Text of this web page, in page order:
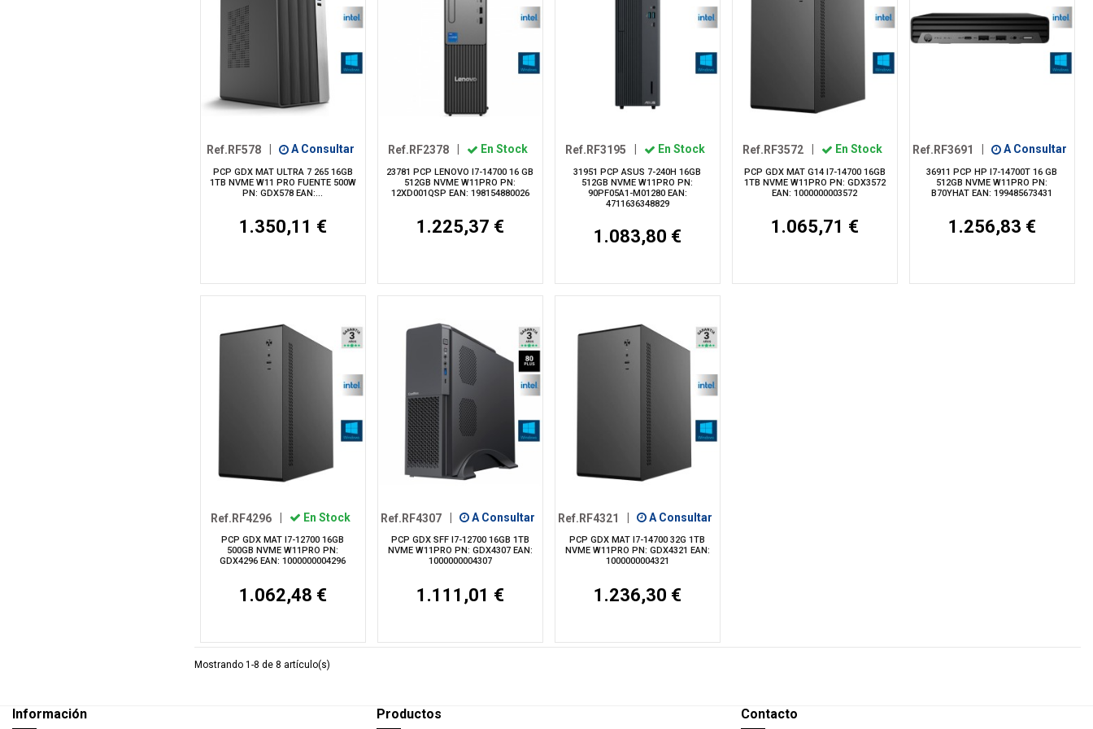
Ref.RF578 A Consultar
PCP GDX MAT ULTRA 7 265 16GB
1TB NVME W11 PRO FUENTE 500W
PN: GDX578 EAN:...
1.350,11 €
Ref.RF2378 En Stock
23781 PCP LENOVO I7-14700 16 GB
512GB NVME W11PRO PN:
12XD001QSP EAN: 198154880026
1.225,37 €
Ref.RF3195 En Stock
31951 PCP ASUS 7-240H 16GB
512GB NVME W11PRO PN:
90PF05A1-M01280 EAN:
4711636348829
1.083,80 €
Ref.RF3572 En Stock
PCP GDX MAT G14 I7-14700 16GB
1TB NVME W11PRO PN: GDX3572
EAN: 1000000003572
1.065,71 €
Ref.RF3691 A Consultar
36911 PCP HP I7-14700T 16 GB
512GB NVME W11PRO PN:
B70YHAT EAN: 199485673431
1.256,83 €
Ref.RF4296 En Stock
PCP GDX MAT I7-12700 16GB
500GB NVME W11PRO PN:
GDX4296 EAN: 1000000004296
1.062,48 €
Ref.RF4307 A Consultar
PCP GDX SFF I7-12700 16GB 1TB
NVME W11PRO PN: GDX4307 EAN:
1000000004307
1.111,01 €
Ref.RF4321 A Consultar
PCP GDX MAT I7-14700 32G 1TB
NVME W11PRO PN: GDX4321 EAN:
1000000004321
1.236,30 €
Mostrando 1-8 de 8 artículo(s)
Información Productos Contacto